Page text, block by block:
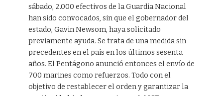
sábado, 2.000 efectivos de la Guardia Nacional
han sido convocados, sin que el gobernador del
estado, Gavin Newsom, haya solicitado
previamente ayuda. Se trata de una medida sin
precedentes en el país en los últimos sesenta
años. El Pentágono anunció entonces el envío de
700 marines como refuerzos. Todo con el
objetivo de restablecer el orden y garantizar la